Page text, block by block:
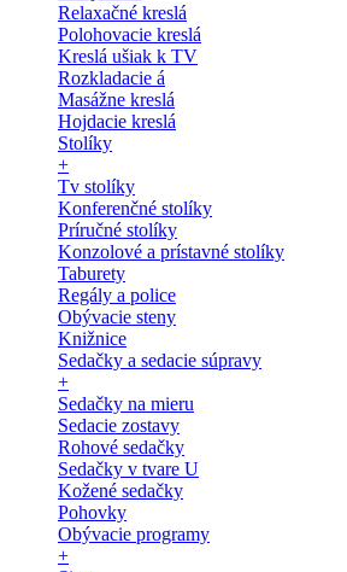
Relaxačné kreslá
Polohovacie kreslá
Kreslá ušiak k TV
Rozkladacie á
Masážne kreslá
Hojdacie kreslá
Stolíky
+
Tv stolíky
Konferenčné stolíky
Príručné stolíky
Konzolové a prístavné stolíky
Taburety
Regály a police
Obývacie steny
Knižnice
Sedačky a sedacie súpravy
+
Sedačky na mieru
Sedacie zostavy
Rohové sedačky
Sedačky v tvare U
Kožené sedačky
Pohovky
Obývacie programy
+